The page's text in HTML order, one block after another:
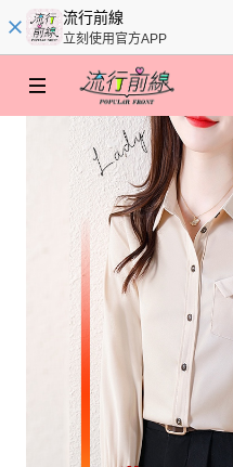
流行前線
立刻使用官方APP